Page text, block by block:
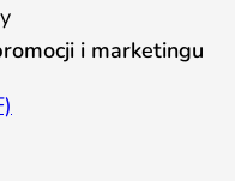
i marketingu